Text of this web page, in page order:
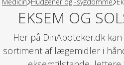
EKSEM OG
Her på DinApoteker.dk
sortiment af lægemidler i